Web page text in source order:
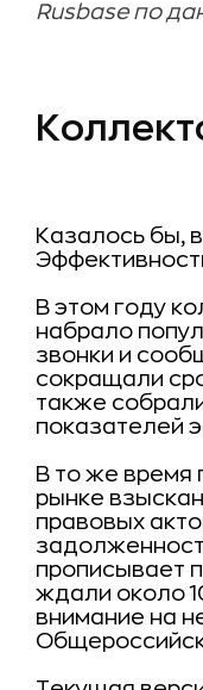
Rusbase по
Казалось бы,
В этом году
набрало
звонки и
сокращали
также
показателей
В то же время
рынке
правовых
прописывает
ждали около
внимание на